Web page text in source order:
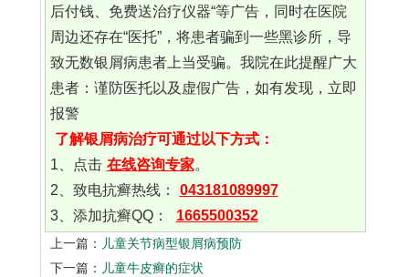
后付钱、免费送治疗仪器“等广告，同时在医院
周边还存在“医托”，将患者骗到一些黑诊所，导
致无数银屑病患者上当受骗。我院在此提醒广大
患者：谨防医托以及虚假广告，如有发现，立即
报警
了解银屑病治疗可通过以下方式：
1、点击 在线咨询专家。
2、致电抗癣热线：
043181089997
3、添加抗癣QQ：
1665500352
上一篇： 儿童关节病型银屑病预防
下一篇： 儿童牛皮癣的症状